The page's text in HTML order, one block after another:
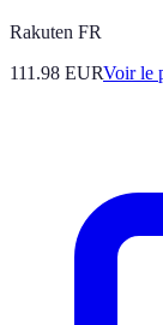
Rakuten FR
111.98 EURVoir le